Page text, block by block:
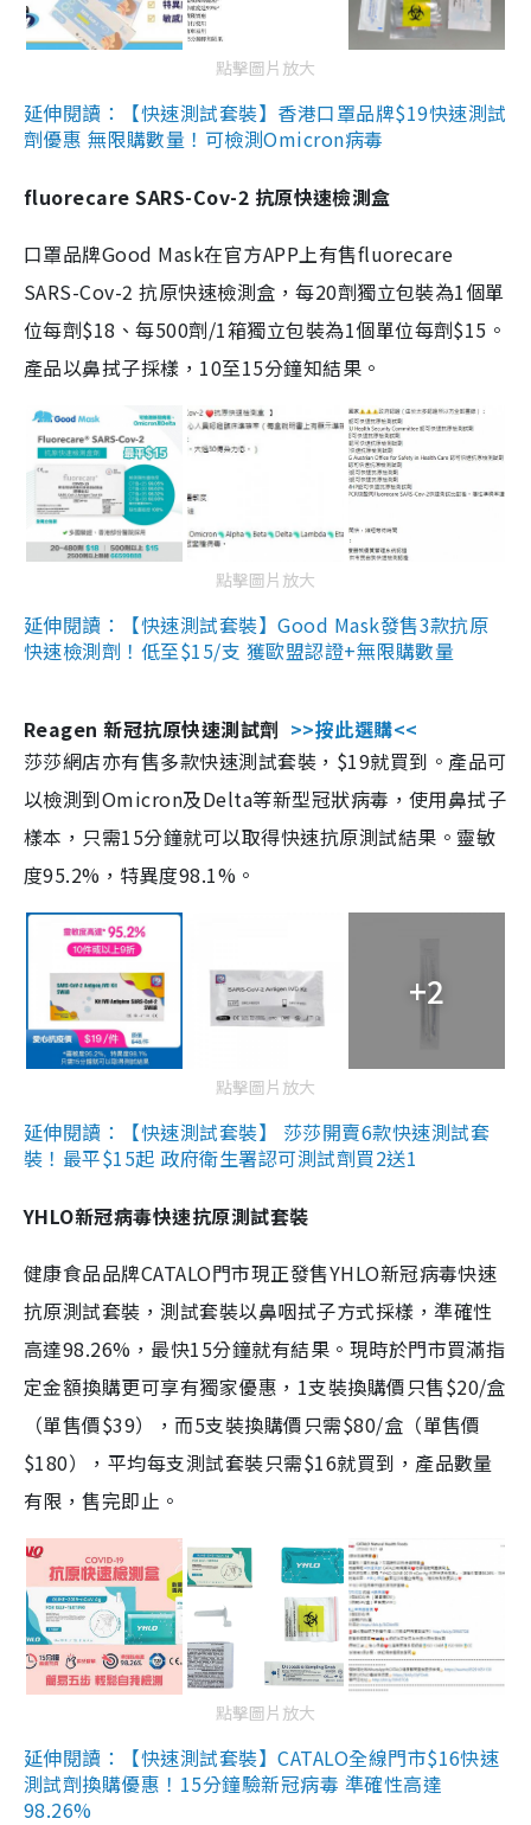
點擊圖片放大
延伸閱讀：【快速測試套裝】香港口罩品牌$19快速測試
劑優惠 無限購數量！可檢測Omicron病毒
fluorecare SARS-Cov-2 抗原快速檢測盒
口罩品牌Good Mask在官方APP上有售fluorecare
SARS-Cov-2 抗原快速檢測盒，每20劑獨立包裝為1個單
位每劑$18、每500劑/1箱獨立包裝為1個單位每劑$15。
產品以鼻拭子採樣，10至15分鐘知結果。
點擊圖片放大
延伸閱讀：【快速測試套裝】Good Mask發售3款抗原
快速檢測劑！低至$15/支 獲歐盟認證+無限購數量
Reagen 新冠抗原快速測試劑 >>按此選購<<
莎莎網店亦有售多款快速測試套裝，$19就買到。產品可
以檢測到Omicron及Delta等新型冠狀病毒，使用鼻拭子
樣本，只需15分鐘就可以取得快速抗原測試結果。靈敏
度95.2%，特異度98.1%。
+2
點擊圖片放大
延伸閱讀：【快速測試套裝】 莎莎開賣6款快速測試套
裝！最平$15起 政府衛生署認可測試劑買2送1
YHLO新冠病毒快速抗原測試套裝
健康食品品牌CATALO門市現正發售YHLO新冠病毒快速
抗原測試套裝，測試套裝以鼻咽拭子方式採樣，準確性
高達98.26%，最快15分鐘就有結果。現時於門市買滿指
定金額換購更可享有獨家優惠，1支裝換購價只售$20/盒
（單售價$39），而5支裝換購價只需$80/盒（單售價
$180），平均每支測試套裝只需$16就買到，產品數量
有限，售完即止。
點擊圖片放大
延伸閱讀：【快速測試套裝】CATALO全線門市$16快速
測試劑換購優惠！15分鐘驗新冠病毒 準確性高達
98.26%